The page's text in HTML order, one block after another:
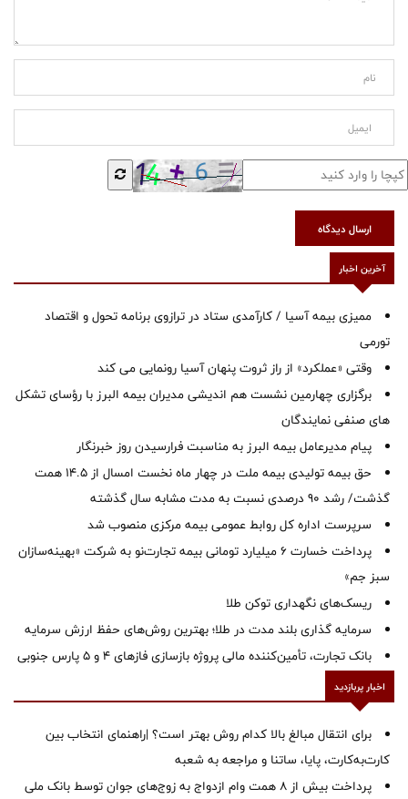
ارسال دیدگاه
آخرین اخبار
ممیزی بیمه آسیا / کارآمدی ستاد در ترازوی برنامه تحول و اقتصاد
تورمی
وقتی «عملکرد» از راز ثروت پنهان آسیا رونمایی می کند
برگزاری چهارمین نشست هم اندیشی مدیران بیمه البرز با رؤسای تشکل
های صنفی نمایندگان
پیام مدیرعامل بیمه البرز به مناسبت فرارسیدن روز خبرنگار
حق بیمه تولیدی بیمه ملت در چهار ماه نخست امسال از 14.5 همت
گذشت/ رشد 90 درصدی نسبت به مدت مشابه سال گذشته
سرپرست اداره كل روابط عمومی بیمه مركزی منصوب شد
پرداخت خسارت ۶ میلیارد تومانی بیمه تجارت‌نو به شرکت «بهینه‌سازان
سبز جم»
ریسک‌های نگهداری توکن طلا
سرمایه گذاری بلند مدت در طلا؛ بهترین روش‌های حفظ ارزش سرمایه
بانک تجارت، تأمین‌کننده مالی پروژه بازسازی فازهای ۴ و ۵ پارس جنوبی
اخبار پربازدید
برای انتقال مبالغ بالا کدام روش بهتر است؟ |راهنمای انتخاب بین
کارت‌به‌کارت، پایا، ساتنا و مراجعه به شعبه
پرداخت بیش از ۸ همت وام ازدواج به زوج‌های جوان توسط بانک ملی